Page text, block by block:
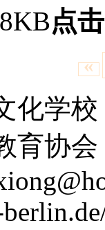
点
«
化学校
育协会